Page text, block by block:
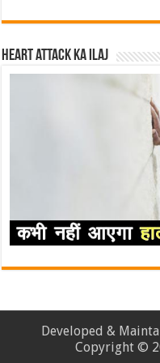
Heart attack ka ilaj
Developed &
Copyright ©